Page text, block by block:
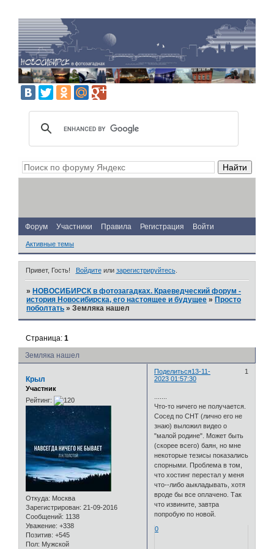
Форум Участники Правила Регистрация Войти
Активные темы
Привет, Гость! Войдитеили зарегистрируйтесь.
» НОВОСИБИРСК в фотозагадках. Краеведческий форум -
история Новосибирска, его настоящее и будущее » Просто
поболтать »Земляка нашел
Земляка нашел
Страница:1
Поделиться 1
13-11-
2023 01:57:30
Крыл
Участник
Рейтинг:
Откуда: Москва
Зарегистрирован: 21-09-2016
Сообщений: 1138
Уважение: +338
Позитив: +545
Пол: Мужской
Что-то ничего не получается.
Сосед по СНТ (лично его не
знаю) выложил видео о
"малой родине". Может быть
(скорее всего) баян, но мне
некоторые тезисы показались
спорными. Проблема в том,
что хостинг перестал у меня
что--либо аыкладывать, хотя
вроде бы все оплачено. Так
что извините, завтра
попробую по новой.
0